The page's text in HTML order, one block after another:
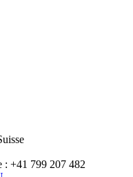
: +41 799 207 482